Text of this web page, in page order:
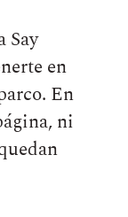
Say
en
En
ni